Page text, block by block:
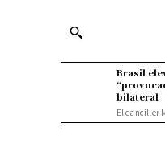
Brasil
bilateral
El canciller